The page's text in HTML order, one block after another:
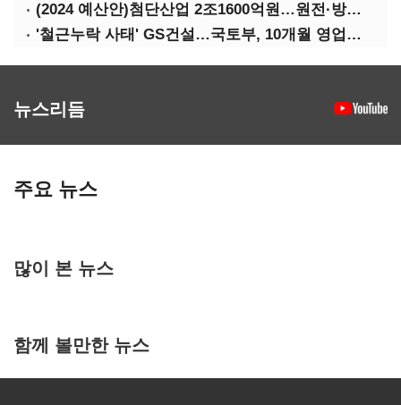
(2024 예산안)첨단산업 2조1600억원…원전·방산·플랜트에 1조3000억원
'철근누락 사태' GS건설…국토부, 10개월 영업정지 처분
뉴스리듬
주요 뉴스
많이 본 뉴스
함께 볼만한 뉴스